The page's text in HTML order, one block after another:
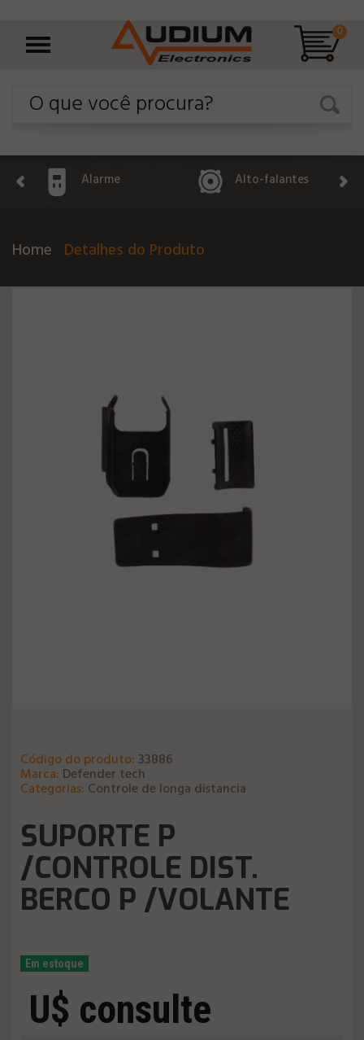
0
Alarme Alto-falantes
Home Detalhes do Produto
Código do produto: 33886
Marca: Defender tech
Categorias: Controle de longa distancia
SUPORTE P
/CONTROLE DIST.
BERCO P /VOLANTE
Em estoque
U$ consulte